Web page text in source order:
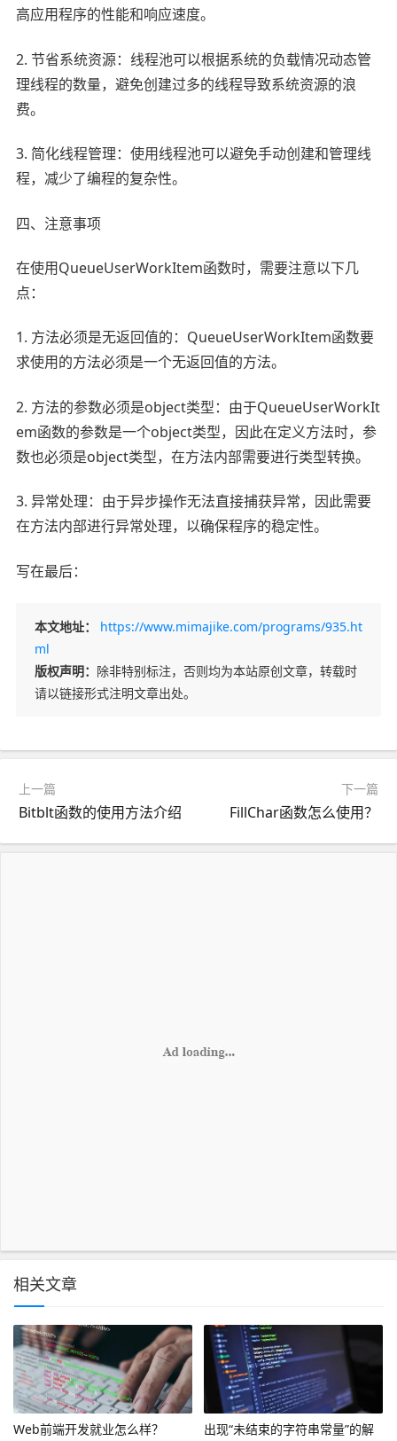
高应用程序的性能和响应速度。
2. 节省系统资源：线程池可以根据系统的负载情况动态管
理线程的数量，避免创建过多的线程导致系统资源的浪
费。
3. 简化线程管理：使用线程池可以避免手动创建和管理线
程，减少了编程的复杂性。
四、注意事项
在使用QueueUserWorkItem函数时，需要注意以下几
点：
1. 方法必须是无返回值的：QueueUserWorkItem函数要
求使用的方法必须是一个无返回值的方法。
2. 方法的参数必须是object类型：由于QueueUserWorkIt
em函数的参数是一个object类型，因此在定义方法时，参
数也必须是object类型，在方法内部需要进行类型转换。
3. 异常处理：由于异步操作无法直接捕获异常，因此需要
在方法内部进行异常处理，以确保程序的稳定性。
写在最后：
本文地址：
https://www.mimajike.com/programs/935.ht
ml
版权声明： 除非特别标注，否则均为本站原创文章，转载时
请以链接形式注明文章出处。
上一篇
Bitblt函数的使用方法介绍
下一篇
FillChar函数怎么使用？
相关文章
Web前端开发就业怎么样？
出现“未结束的字符串常量”的解